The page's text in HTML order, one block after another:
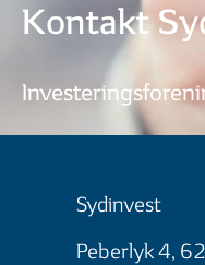
Kontakt
Sydinvest
Peberlyk 4,